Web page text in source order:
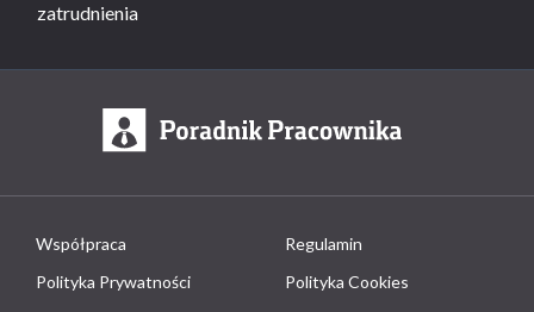
zatrudnienia
Współpraca
Regulamin
Polityka Prywatności
Polityka Cookies